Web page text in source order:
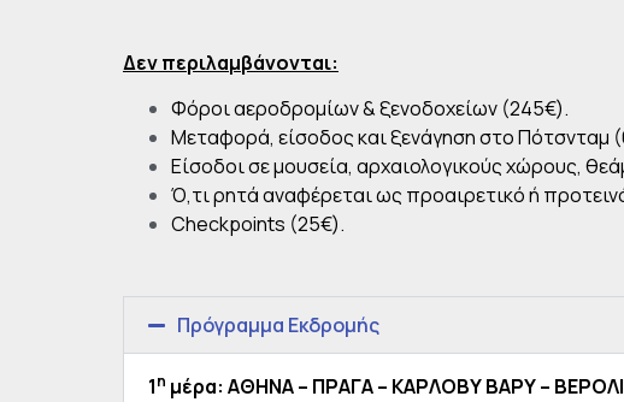
Δεν περιλαμβάνονται:
Φόροι αεροδρομίων & ξενοδοχείων (245€).
Μεταφορά, είσοδος και ξενάγηση στο
Είσοδοι σε μουσεία, αρχαιολογικούς χώρους,
Ό,τι ρητά αναφέρεται ως προαιρετικό ή
Checkpoints (25€).
Πρόγραμμα Εκδρομής
1η μέρα: ΑΘΗΝΑ – ΠΡΑΓΑ – ΚΑΡΛΟΒΥ ΒΑΡΥ –